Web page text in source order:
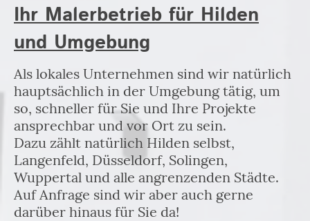
Ihr Malerbetrieb für Hilden
und Umgebung
Als lokales Unternehmen sind wir natürlich
hauptsächlich in der Umgebung tätig, um
so, schneller für Sie und Ihre Projekte
ansprechbar und vor Ort zu sein.
Dazu zählt natürlich Hilden selbst,
Langenfeld, Düsseldorf, Solingen,
Wuppertal und alle angrenzenden Städte.
Auf Anfrage sind wir aber auch gerne
darüber hinaus für Sie da!